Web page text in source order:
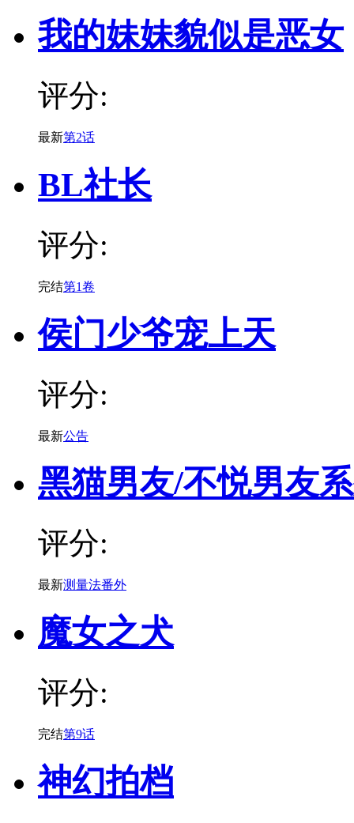
我的妹妹貌似是恶女
评分:
最新第2话
BL社长
评分:
完结第1卷
侯门少爷宠上天
评分:
最新公告
黑猫男友/不悦男友
评分:
最新测量法番外
魔女之犬
评分:
完结第9话
神幻拍档